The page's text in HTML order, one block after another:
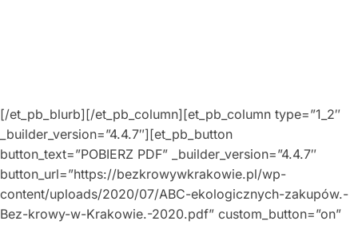
[/et_pb_blurb][/et_pb_column][et_pb_column type=”1_2″
_builder_version=”4.4.7″][et_pb_button
button_text=”POBIERZ PDF” _builder_version=”4.4.7″
button_url=”https://bezkrowywkrakowie.pl/wp-
content/uploads/2020/07/ABC-ekologicznych-zakupów.-
Bez-krowy-w-Krakowie.-2020.pdf” custom_button=”on”